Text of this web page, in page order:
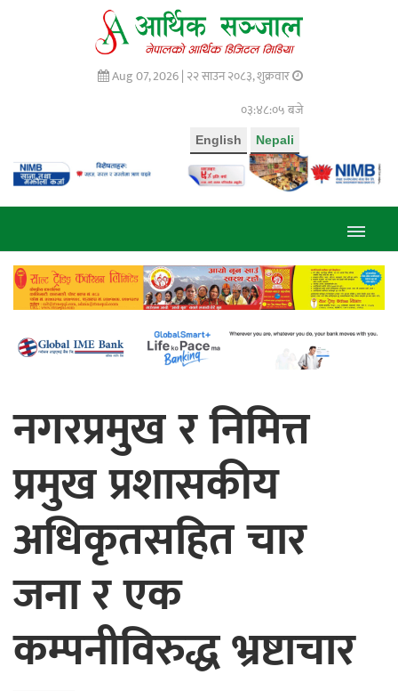
Aug 07, 2026 | २२ साउन २०८३, शुक्रवार
०३:४८:०६ बजे
Nepali
English
नगरप्रमुख र निमित्त
प्रमुख प्रशासकीय
अधिकृतसहित चार
जना र एक
कम्पनीविरुद्ध भ्रष्टाचार